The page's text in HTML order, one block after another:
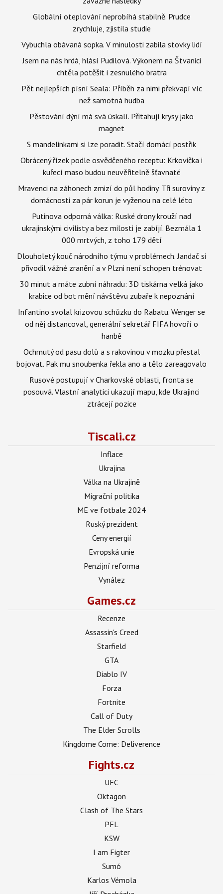
Globální oteplování neprobíhá stabilně. Prudce
zrychluje, zjistila studie
Vybuchla obávaná sopka. V minulosti zabila stovky lidí
Jsem na nás hrdá, hlásí Pudilová. Výkonem na Štvanici
chtěla potěšit i zesnulého bratra
Pět nejlepších písní Seala: Příběh za nimi překvapí víc
než samotná hudba
Pěstování dýní má svá úskalí. Přitahují krysy jako
magnet
S mandelinkami si lze poradit. Stačí domácí postřik
Obrácený řízek podle osvědčeného receptu: Krkovička i
kuřecí maso budou neuvěřitelně šťavnaté
Mravenci na záhonech zmizí do půl hodiny. Tři suroviny z
domácnosti za pár korun je vyženou na celé léto
Putinova odporná válka: Ruské drony krouží nad
ukrajinskými civilisty a bez milosti je zabíjí. Bezmála 1
000 mrtvých, z toho 179 dětí
Dlouholetý kouč národního týmu v problémech. Jandač si
přivodil vážné zranění a v Plzni není schopen trénovat
30 minut a máte zubní náhradu: 3D tiskárna velká jako
krabice od bot mění návštěvu zubaře k nepoznání
Infantino svolal krizovou schůzku do Rabatu. Wenger se
od něj distancoval, generální sekretář FIFA hovoří o
hanbě
Ochrnutý od pasu dolů a s rakovinou v mozku přestal
bojovat. Pak mu snoubenka řekla ano a tělo zareagovalo
Rusové postupují v Charkovské oblasti, fronta se
posouvá. Vlastní analytici ukazují mapu, kde Ukrajinci
ztrácejí pozice
Tiscali.cz
Inflace
Ukrajina
Válka na Ukrajině
Migrační politika
ME ve fotbale 2024
Ruský prezident
Ceny energií
Evropská unie
Penzijní reforma
Vynález
Games.cz
Recenze
Assassin's Creed
Starfield
GTA
Diablo IV
Forza
Fortnite
Call of Duty
The Elder Scrolls
Kingdome Come: Deliverence
Fights.cz
UFC
Oktagon
Clash of The Stars
PFL
KSW
I am Figter
Sumó
Karlos Vémola